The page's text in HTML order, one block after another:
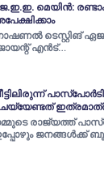
മെയിന്‍:
ടെസ്റ്റിങ്
എന്‍ട്…
രാജ്യത്ത്
ജനങ്ങള്‍ക്ക്